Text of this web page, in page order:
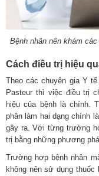
Bệnh nhân nên khám
Cách điều trị hiệu
Theo các chuyên gia Y
Pasteur thì việc điều trị
hiệu của bệnh là chính.
phân làm hai dạng chính
gây ra. Với từng trường
trị bằng những phương
Trường hợp bệnh nhân
không nên sử dụng